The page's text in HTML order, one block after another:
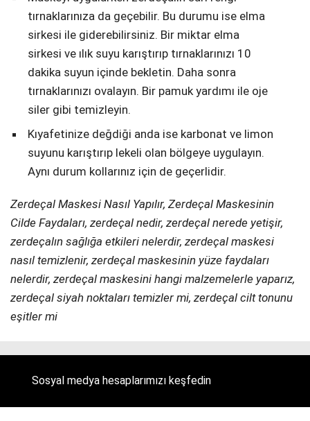
tırnaklarınıza da geçebilir. Bu durumu ise elma
sirkesi ile giderebilirsiniz. Bir miktar elma
sirkesi ve ılık suyu karıştırıp tırnaklarınızı 10
dakika suyun içinde bekletin. Daha sonra
tırnaklarınızı ovalayın. Bir pamuk yardımı ile oje
siler gibi temizleyin.
Kıyafetinize değdiği anda ise karbonat ve limon
suyunu karıştırıp lekeli olan bölgeye uygulayın.
Aynı durum kollarınız için de geçerlidir.
Zerdeçal Maskesi Nasıl Yapılır, Zerdeçal Maskesinin
Cilde Faydaları, zerdeçal nedir, zerdeçal nerede yetişir,
zerdeçalın sağlığa etkileri nelerdir, zerdeçal maskesi
nasıl temizlenir, zerdeçal maskesinin yüze faydaları
nelerdir, zerdeçal maskesini hangi malzemelerle yaparız,
zerdeçal siyah noktaları temizler mi, zerdeçal cilt tonunu
eşitler mi
Sosyal medya hesaplarımızı keşfedin